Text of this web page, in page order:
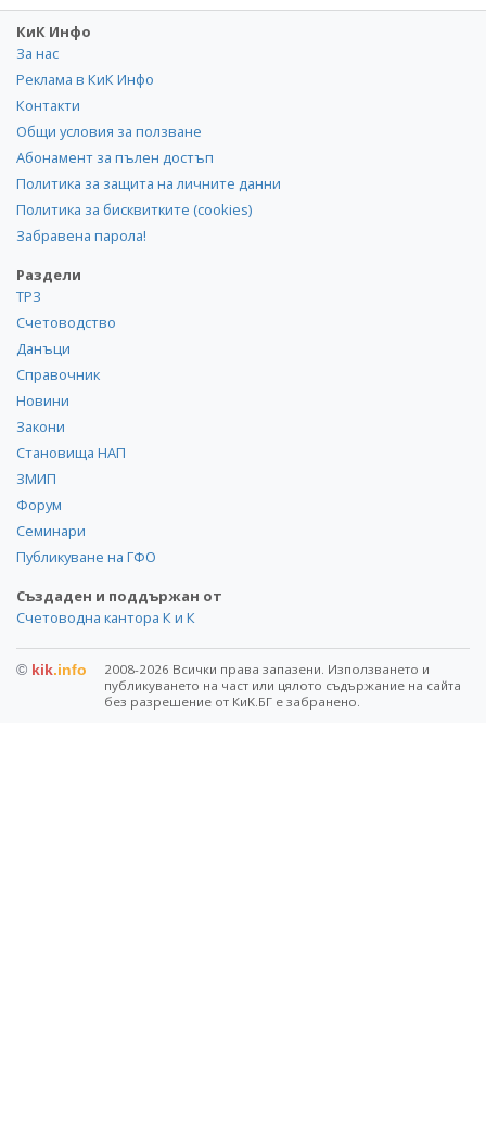
КиК Инфо
За нас
Реклама в КиК Инфо
Контакти
Общи условия за ползване
Абонамент за пълен достъп
Политика за защита на личните данни
Политика за бисквитките (cookies)
Забравена парола!
Раздели
ТРЗ
Счетоводство
Данъци
Справочник
Новини
Закони
Становища НАП
ЗМИП
Форум
Семинари
Публикуване на ГФО
Създаден и поддържан от
Счетоводна кантора К и К
© kik.info
2008-2026 Всички права запазени. Използването и
публикуването на част или цялото съдържание на сайта
без разрешение от КиK.БГ е забранено.